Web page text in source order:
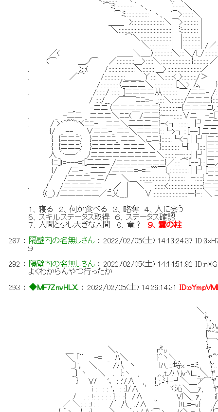
⌒ミ::::::::::::｀丶、 }:::::::＼
⌒ミ:::::::::::::::｀丶、 ⌒>:::::::＼
＿＿ )::::::::::::::::::::::＼⌒>:::::::::: |
＼::::::::::::::::::::::::::::::::::::| ﾐ::::::::::: |
⌒＼:::::::::::::::::::::|
＼::::::::::::: |＿|::::::::::::| /／
／( ＿＿＼＿_〉::::::::::::＼:::＼/{_/
(⌒ ＿ノ⌒ ／::::::::::::＿>:::::＼:::::::::::::::::::::{:::::::::::／
. ):::( /::::::::::::::::::＼:::::::::＿>:::::::::::::::::::::::／
. ／⌒ /::::::::::::::＿＿ Υ::::＼::::::<_)::::::::::/＞
/::::::::::::〈二二二＼:::::::::::::: [＼>_厶
. /::::::/ :::::: ]ニニニニ从:::::::::: ￣/ニニ-
/ ::::/__ ／￣￣ﾆﾆ=- _::::＼::::::::/二二二
_ -=ニニ〈二二二二二二}:::::::::::ｰ{二二二ﾆい
. _ -二二 _ ニニニ＼ﾆﾆ(￣/二二}ｰ--::::::∨ニ_ -ﾆ[
. / >''^~~^''くﾆﾆ- _ニニ＼二二二ニ}-<┐ :::::: | |┘二
{/ _ -- _ ∨ニニ-_ ニﾆ＼ニニニ}::└>┐::［--］二二
{ {ニニﾆ} }ニニﾆﾆ_ ニニ ＼こニ}:::::::└<┐| |┘|二
{ {ニニﾆ} }ニニニニ ニニニ ＼-}::::::::::::└[--]::::|
人 ´'―‐'｀ ﾉニニニニニニニニニ＼::::::::--:::::| |┘|二
{ﾆ]I=---=I[二二二 /ニニニニニニﾆ}／::::⌒[--]:::|二
{/ /ニ- _ 二二 /ニニニ=-=ﾆ~~￣{_::::::::::::: | |┘[ニ
/ /二二二- ニ/￣ ＼＿ :::::::::::::::::: }:::::::::: └:::::{ 二
. / /二二二二二- _ ／ | ＼￣ :::::::<:::::::::::::::::::::::{
〈(__）/二二二二二／ﾆ乂___| ∨::::::::::::::::::::::::ー{-:
１、寝る ２、何か食べる ３、略奪 ４、人に会う
５、スキルステータス取得 ６、ステータス確認
７、人間と少し大きな人間 ８、竜？９、霊の柱
287 ： 隔壁内の名無しさん ：2022/02/05(土) 14:13:24.37
９
292 ： 隔壁内の名無しさん ：2022/02/05(土) 14:14:51.92
よくわからんやつ行ったか
293 ：◆MF7ZnvHLX. ：2022/02/05(土) 14:26:14.31
＼､ {: : :
ﾔ， }: : : : :.
}v)V=- _ : : :
[~"''+ ､: : ::＼￣￣
{￣＼ ＼ ＼: : : ＼｀
＿ ＼､ r㍉ ﾔ ＼ ‐- .. _─
＼ 「¨ -= _ ﾊ＼ }＾ヽ＼ ﾔ
_〕'， ＼ /八 ヽ {ﾊ_::}埒x -=ミ, ﾔ..
_〕 ヽ ＼ . : }:ヽ , ,､,tノハjvﾍL.._＼ ﾔ_
} V/ '， : :'/∧ , } ;.斗-┘＼＿ア⌒ﾔ ｀ ー
i : : : : '， : :}/∧ ′ ¨ ヾ沁＼＿ｧ, ﾔ｀ =‐ --
ﾉ . : !: : : : : }: : :{ /∧ , V}＼_ ｧ, i{｀ =‐- -
／ ＼: : ::!: : /´ .八 ./∧ ′ }!L=-v} ./